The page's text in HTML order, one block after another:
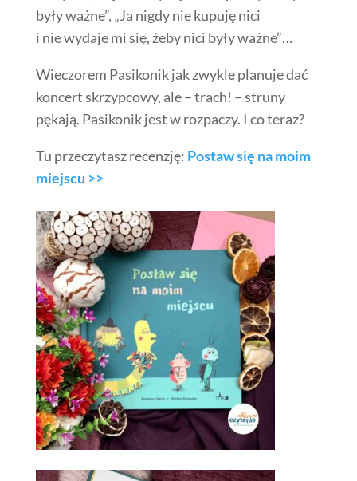
były ważne”, „Ja nigdy nie kupuję nici
i nie wydaje mi się, żeby nici były ważne”…
Wieczorem Pasikonik jak zwykle planuje dać
koncert skrzypcowy, ale – trach! – struny
pękają. Pasikonik jest w rozpaczy. I co teraz?
Tu przeczytasz recenzję: Postaw się na moim
miejscu >>